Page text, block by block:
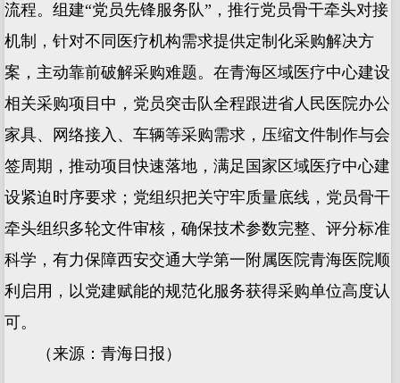
流程。组建“党员先锋服务队”，推行党员骨干牵头对接
机制，针对不同医疗机构需求提供定制化采购解决方
案，主动靠前破解采购难题。在青海区域医疗中心建设
相关采购项目中，党员突击队全程跟进省人民医院办公
家具、网络接入、车辆等采购需求，压缩文件制作与会
签周期，推动项目快速落地，满足国家区域医疗中心建
设紧迫时序要求；党组织把关守牢质量底线，党员骨干
牵头组织多轮文件审核，确保技术参数完整、评分标准
科学，有力保障西安交通大学第一附属医院青海医院顺
利启用，以党建赋能的规范化服务获得采购单位高度认
可。
（来源：青海日报）